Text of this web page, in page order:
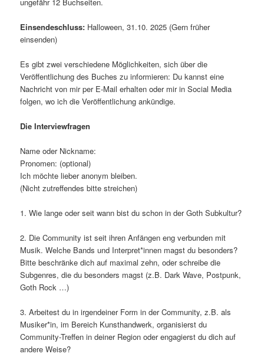
Einsendeschluss: Halloween, 31.10. 2025 (Gern früher
einsenden)
Es gibt zwei verschiedene Möglichkeiten, sich über die
Veröffentlichung des Buches zu informieren: Du kannst eine
Nachricht von mir per E-Mail erhalten oder mir in Social Media
folgen, wo ich die Veröffentlichung ankündige.
Die Interviewfragen
Name oder Nickname:
Pronomen: (optional)
Ich möchte lieber anonym bleiben.
(Nicht zutreffendes bitte streichen)
1. Wie lange oder seit wann bist du schon in der Goth Subkultur?
2. Die Community ist seit ihren Anfängen eng verbunden mit
Musik. Welche Bands und Interpret*innen magst du besonders?
Bitte beschränke dich auf maximal zehn, oder schreibe die
Subgenres, die du besonders magst (z.B. Dark Wave, Postpunk,
Goth Rock …)
3. Arbeitest du in irgendeiner Form in der Community, z.B. als
Musiker*in, im Bereich Kunsthandwerk, organisierst du
Community-Treffen in deiner Region oder engagierst du dich auf
andere Weise?